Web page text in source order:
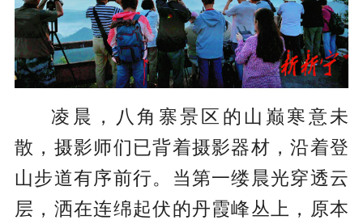
凌晨，八角寨景区的山巅寒意未
散，摄影师们已背着摄影器材，沿着登
山步道有序前行。当第一缕晨光穿透云
层，洒在连绵起伏的丹霞峰丛上，原本